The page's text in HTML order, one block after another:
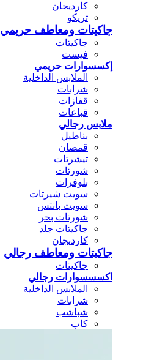
كارديجان
تريكو
جاكيتات ومعاطف حريمي
جاكيتات
فيست
إكسسوارات حريمي
الملابس الداخلية
شرابات
قفازات
قباعات
ملابس رجالي
بناطيل
قمصان
تيشرتات
شورتات
بلوفرات
سويت شيرتات
سويت بانتس
شورتات بحر
جاكيتات جلد
كارديجان
جاكيتات ومعاطف رجالي
جاكيتات
اكسسسوارات رجالي
الملابس الداخلية
شرابات
شباشب
كاب